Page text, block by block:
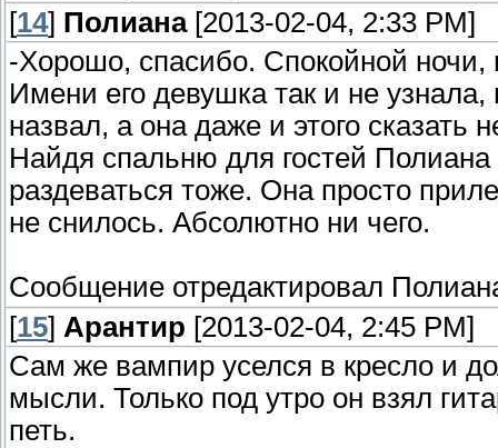
[14] Полиана[2013-02-04, 2:33 PM]
-Хорошо, спасибо. Спокойной ночи,
Имени его девушка так и не
назвал, а она даже и этого сказать
Найдя спальню для гостей Полиана
раздеваться тоже. Она просто
не снилось. Абсолютно ни чего.
Сообщение отредактировал
[15] Арантир [2013-02-04, 2:45 PM]
Сам же вампир уселся в кресло и
мысли. Только под утро он взял
петь.